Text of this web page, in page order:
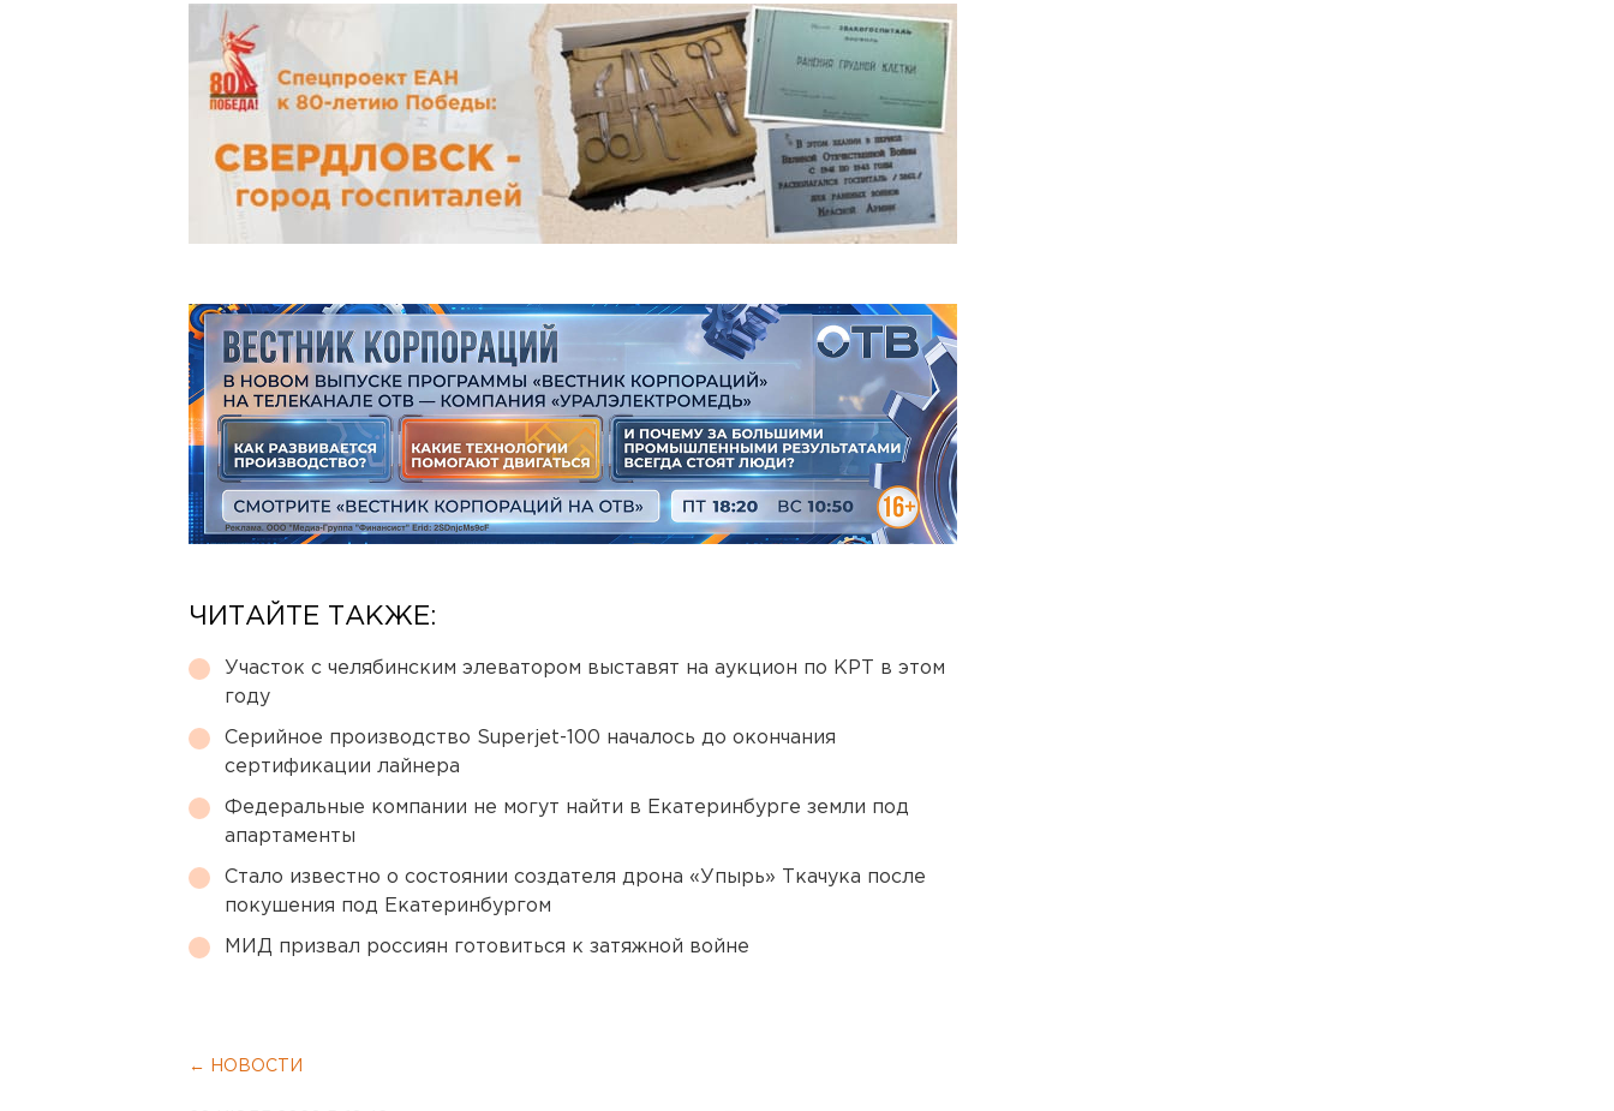
ЧИТАЙТЕ ТАКЖЕ:
Участок с челябинским элеватором выставят на аукцион по КРТ в этом
году
Серийное производство Superjet-100 началось до окончания
сертификации лайнера
Федеральные компании не могут найти в Екатеринбурге земли под
апартаменты
Стало известно о состоянии создателя дрона «Упырь» Ткачука после
покушения под Екатеринбургом
МИД призвал россиян готовиться к затяжной войне
← НОВОСТИ